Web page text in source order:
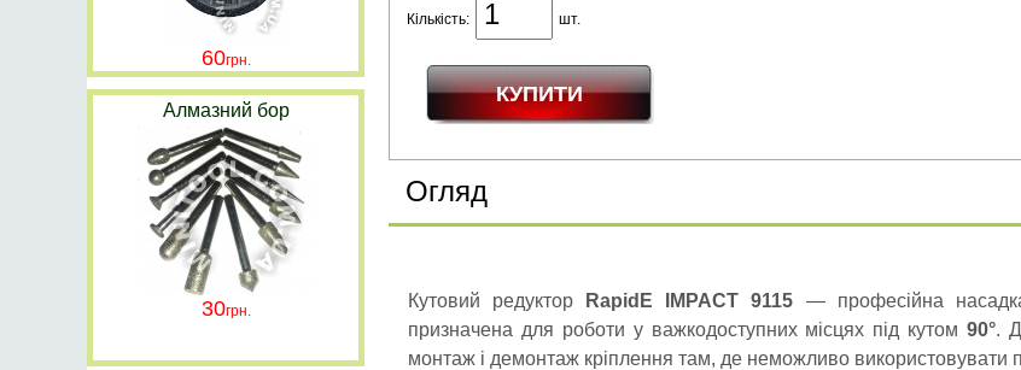
Кількість: шт.
Огляд
Кутовий редуктор RapidE IMPACT 9115 — професійна
призначена для роботи у важкодоступних місцях під кутом90°.
монтаж і демонтаж кріплення там, де неможливо використовувати
60
Алмазний бор
30